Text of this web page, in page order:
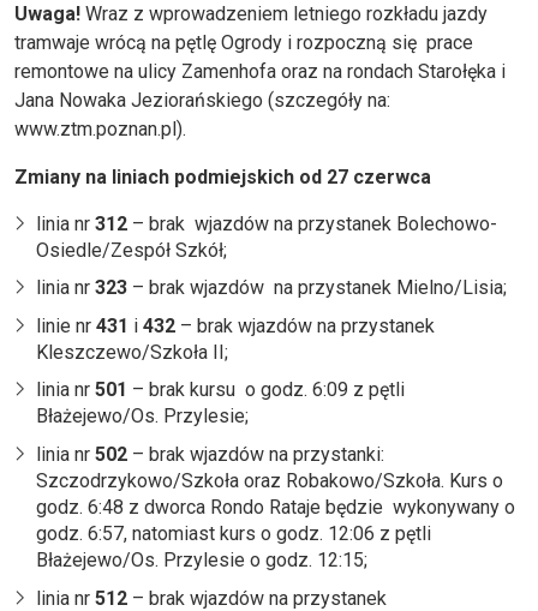
Uwaga! Wraz z wprowadzeniem letniego rozkładu jazdy
tramwaje wrócą na pętlę Ogrody i rozpoczną się prace
remontowe na ulicy Zamenhofa oraz na rondach Starołęka i
Jana Nowaka Jeziorańskiego (szczegóły na:
www.ztm.poznan.pl).
Zmiany na liniach podmiejskich od 27 czerwca
linia nr 312 – brak wjazdów na przystanek Bolechowo-
Osiedle/Zespół Szkół;
linia nr 323 – brak wjazdów na przystanek Mielno/Lisia;
linie nr 431 i 432 – brak wjazdów na przystanek
Kleszczewo/Szkoła II;
linia nr 501 – brak kursu o godz. 6:09 z pętli
Błażejewo/Os. Przylesie;
linia nr 502 – brak wjazdów na przystanki:
Szczodrzykowo/Szkoła oraz Robakowo/Szkoła. Kurs o
godz. 6:48 z dworca Rondo Rataje będzie wykonywany o
godz. 6:57, natomiast kurs o godz. 12:06 z pętli
Błażejewo/Os. Przylesie o godz. 12:15;
linia nr 512 – brak wjazdów na przystanek